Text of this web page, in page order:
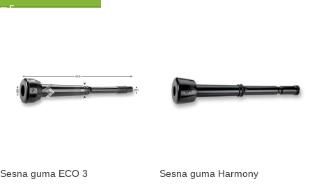
Sesna guma ECO 3 Sesna guma Harmony